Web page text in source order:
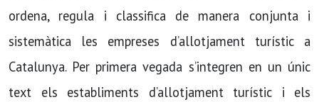
ordena, regula i classifica de manera conjunta i
sistemàtica les empreses d’allotjament turístic a
Catalunya. Per primera vegada s’integren en un únic
text els establiments d’allotjament turístic i els